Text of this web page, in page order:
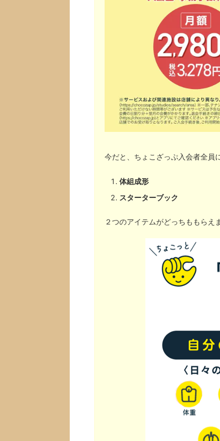
今だと、ちょこざっぷ入会者全員
体組成形
スターターブック
２つのアイテムがどっちももらえ